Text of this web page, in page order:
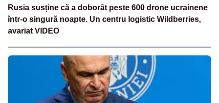
Rusia susține că a doborât peste 600 drone ucrainene
într-o singură noapte. Un centru logistic Wildberries,
avariat VIDEO